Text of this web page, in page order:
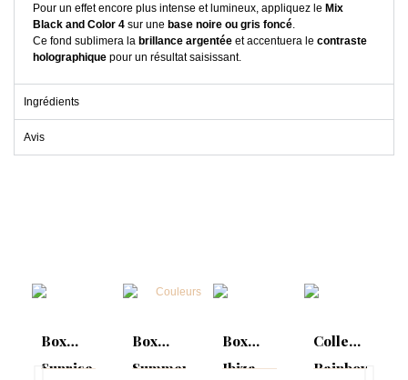
Pour un effet encore plus intense et lumineux, appliquez le Mix
Black and Color 4 sur une base noire ou gris foncé.
Ce fond sublimera la brillance argentée et accentuera le contraste
holographique pour un résultat saisissant.
Ingrédients
Avis
Box
Sunrise
Box
Summer
Box
Ibiza
Collection
Rainbow